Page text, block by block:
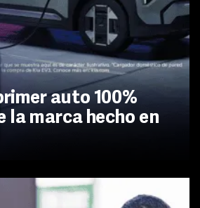
auto 100%
la marca hecho en